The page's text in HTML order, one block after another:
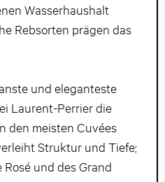
Wasserhaushalt
Rebsorten prägen das
und eleganteste
Laurent-Perrier die
den meisten Cuvées
Struktur und Tiefe;
und des Grand